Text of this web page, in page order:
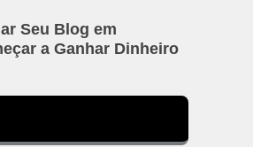
Seu Blog em
a Ganhar Dinheiro